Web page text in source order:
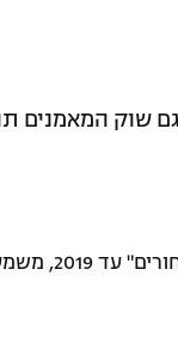
שוק המאמנים
עד גיל 36.